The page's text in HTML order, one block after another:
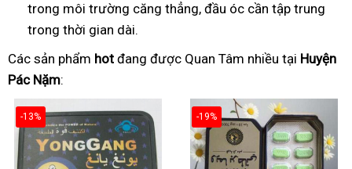
trong môi trường căng thẳng, đầu óc cần tập trung
trong thời gian dài.
Các sản phẩm hot đang được Quan Tâm nhiều tại Huyện
Pác Nặm:
-13% -19%